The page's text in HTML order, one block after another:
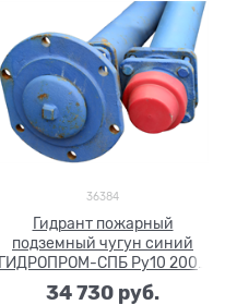
36384
Гидрант пожарный
подземный чугун синий
ГИДРОПРОМ-СПБ Ру10 2000
мм
34 730 руб.